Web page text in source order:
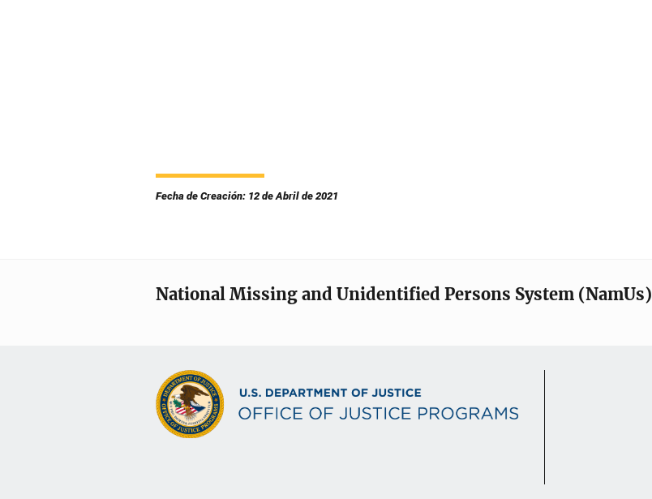
Fecha de Creación: 12 de Abril de 2021
National Missing and Unidentified Persons System (NamUs)